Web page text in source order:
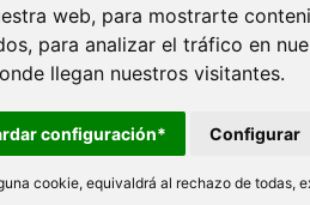
web, para mostrarte
para analizar el tráfico en
llegan nuestros visitantes.
configuración* Configurar
cookie, equivaldrá al rechazo de todas,